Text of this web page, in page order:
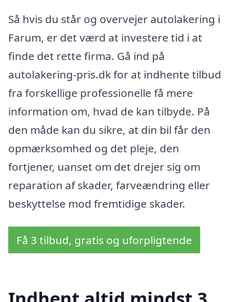
Så hvis du står og overvejer autolakering i
Farum, er det værd at investere tid i at
finde det rette firma. Gå ind på
autolakering-pris.dk for at indhente tilbud
fra forskellige professionelle få mere
information om, hvad de kan tilbyde. På
den måde kan du sikre, at din bil får den
opmærksomhed og det pleje, den
fortjener, uanset om det drejer sig om
reparation af skader, farveændring eller
beskyttelse mod fremtidige skader.
Få 3 tilbud, gratis og uforpligtende